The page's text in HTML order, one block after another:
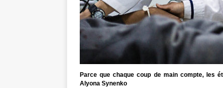
Parce que chaque coup de main compte, les
Alyona Synenko